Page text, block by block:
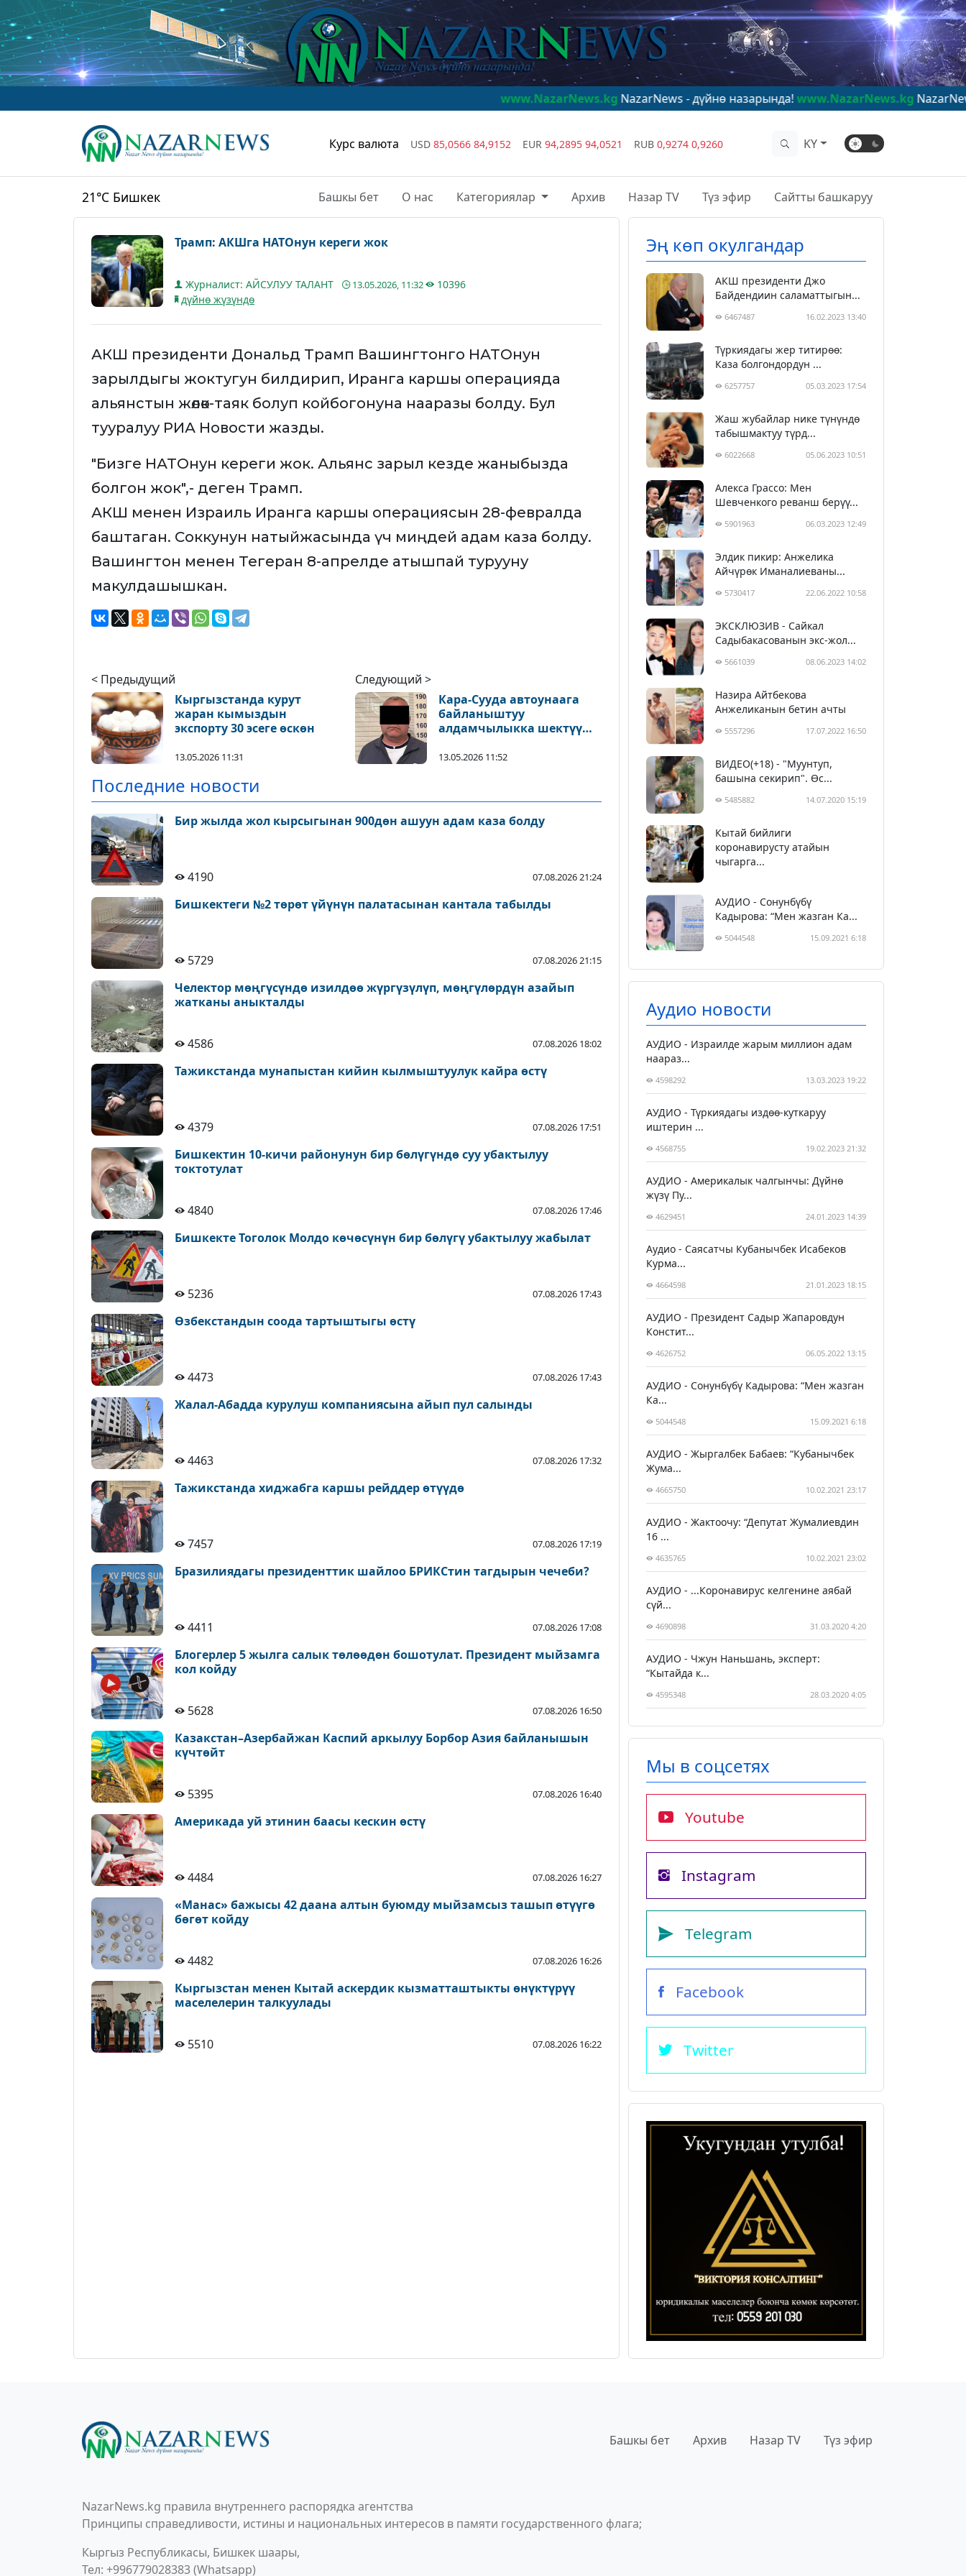
www.NazarNews.kgNazarNews - дүйнө назарында! www.NazarNews.kgNazarNews - в
Курс валюта USD 85,0566 84,9152 EUR 94,2895 94,0521 RUB 0,9274 0,9260 KY
21°C Бишкек Башкы бет О нас Категориялар Архив Назар TV Түз эфир Сайтты башкаруу
Трамп: АКШга НАТОнун кереги жок
Журналист: АЙСУЛУУ ТАЛАНТ 13.05.2026, 11:32
10396
дүйнө жүзүндө
АКШ президенти Дональд Трамп Вашингтонго НАТОнун
зарылдыгы жоктугун билдирип, Иранга каршы операцияда
альянстын жөлөк-таяк болуп койбогонуна нааразы болду. Бул
тууралуу РИА Новости жазды.
"Бизге НАТОнун кереги жок. Альянс зарыл кезде жаныбызда
болгон жок",- деген Трамп.
АКШ менен Израиль Иранга каршы операциясын 28-февралда
баштаган. Соккунун натыйжасында үч миңдей адам каза болду.
Вашингтон менен Тегеран 8-апрелде атышпай турууну
макулдашышкан.
< Предыдущий
Кыргызстанда курут
жаран кымыздын
экспорту 30 эсеге өскөн
13.05.2026 11:31
Следующий >
Кара-Сууда автоунаага
байланыштуу
алдамчылыкка шектүү
13.05.2026 11:52
Последние новости
Бир жылда жол кырсыгынан 900дөн ашуун адам каза болду
4190 07.08.2026 21:24
Бишкектеги №2 төрөт үйүнүн палатасынан кантала табылды
5729 07.08.2026 21:15
Челектор мөңгүсүндө изилдөө жүргүзүлүп, мөңгүлөрдүн азайып
жатканы аныкталды
4586 07.08.2026 18:02
Тажикстанда мунапыстан кийин кылмыштуулук кайра өстү
4379 07.08.2026 17:51
Бишкектин 10-кичи районунун бир бөлүгүндө суу убактылуу
токтотулат
4840 07.08.2026 17:46
Бишкекте Тоголок Молдо көчөсүнүн бир бөлүгү убактылуу жабылат
5236 07.08.2026 17:43
Өзбекстандын соода тартыштыгы өстү
4473 07.08.2026 17:43
Жалал-Абадда курулуш компаниясына айып пул салынды
4463 07.08.2026 17:32
Тажикстанда хиджабга каршы рейддер өтүүдө
7457 07.08.2026 17:19
Бразилиядагы президенттик шайлоо БРИКСтин тагдырын чечеби?
4411 07.08.2026 17:08
Блогерлер 5 жылга салык төлөөдөн бошотулат. Президент мыйзамга
кол койду
5628 07.08.2026 16:50
Казакстан–Азербайжан Каспий аркылуу Борбор Азия байланышын
күчтөйт
5395 07.08.2026 16:40
Америкада уй этинин баасы кескин өстү
4484 07.08.2026 16:27
«Манас» бажысы 42 даана алтын буюмду мыйзамсыз ташып өтүүгө
бөгөт койду
4482 07.08.2026 16:26
Кыргызстан менен Кытай аскердик кызматташтыкты өнүктүрүү
маселелерин талкуулады
5510 07.08.2026 16:22
Эң көп окулгандар
АКШ президенти Джо
Байдендиин саламаттыгын...
6467487 16.02.2023 13:40
Түркиядагы жер титирөө:
Каза болгондордун ...
6257757 05.03.2023 17:54
Жаш жубайлар нике түнүндө
табышмактуу түрд...
6022668 05.06.2023 10:51
Алекса Грассо: Мен
Шевченкого реванш берүү...
5901963 06.03.2023 12:49
Элдик пикир: Анжелика
Айчүрөк Иманалиеваны...
5730417 22.06.2022 10:58
ЭКСКЛЮЗИВ - Сайкал
Садыбакасованын экс-жол...
5661039 08.06.2023 14:02
Назира Айтбекова
Анжеликанын бетин ачты
5557296 17.07.2022 16:50
ВИДЕО(+18) - "Муунтуп,
башына секирип". Өс...
5485882 14.07.2020 15:19
Кытай бийлиги
коронавирусту атайын
чыгарга...
АУДИО - Сонунбүбү
Кадырова: “Мен жазган Ка...
5044548 15.09.2021 6:18
Аудио новости
АУДИО - Израилде жарым миллион адам
наараз...
4598292 13.03.2023 19:22
АУДИО - Түркиядагы издөө-куткаруу
иштерин ...
4568755 19.02.2023 21:32
АУДИО - Америкалык чалгынчы: Дүйнө
жүзү Пу...
4629451 24.01.2023 14:39
Аудио - Саясатчы Кубанычбек Исабеков
Курма...
4664598 21.01.2023 18:15
АУДИО - Президент Садыр Жапаровдун
Констит...
4626752 06.05.2022 13:15
АУДИО - Сонунбүбү Кадырова: “Мен жазган
Ка...
5044548 15.09.2021 6:18
АУДИО - Жыргалбек Бабаев: “Кубанычбек
Жума...
4665750 10.02.2021 23:17
АУДИО - Жактоочу: “Депутат Жумалиевдин
16 ...
4635765 10.02.2021 23:02
АУДИО - ...Коронавирус келгенине аябай
сүй...
4690898 31.03.2020 4:20
АУДИО - Чжун Наньшань, эксперт:
“Кытайда к...
4595348 28.03.2020 4:05
Мы в соцсетях
Youtube
Instagram
Telegram
Facebook
Twitter
Башкы бет Архив Назар TV Түз эфир
NazarNews.kg правила внутреннего распорядка агентства
Принципы справедливости, истины и национальных интересов в памяти государственного флага;
Кыргыз Республикасы, Бишкек шаары,
Тел: +996779028383 (Whatsapp)